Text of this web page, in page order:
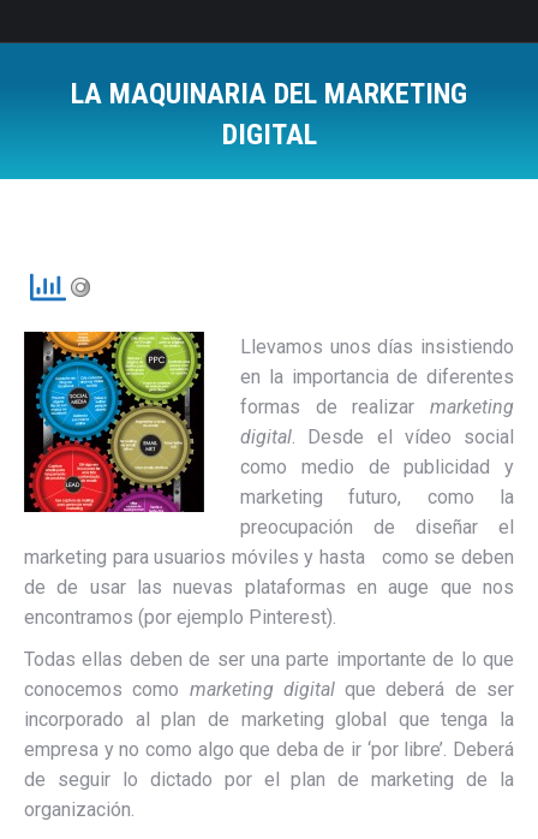
LA MAQUINARIA DEL MARKETING
DIGITAL
Llevamos unos días insistiendo
en la importancia de diferentes
formas de realizar marketing
digital. Desde el vídeo social
como medio de publicidad y
marketing futuro, como la
preocupación de diseñar el
marketing para usuarios móviles y hasta como se deben
de de usar las nuevas plataformas en auge que nos
encontramos (por ejemplo Pinterest).
Todas ellas deben de ser una parte importante de lo que
conocemos como marketing digitalque deberá de ser
incorporado al plan de marketing global que tenga la
empresa y no como algo que deba de ir ‘por libre’. Deberá
de seguir lo dictado por el plan de marketing de la
organización.